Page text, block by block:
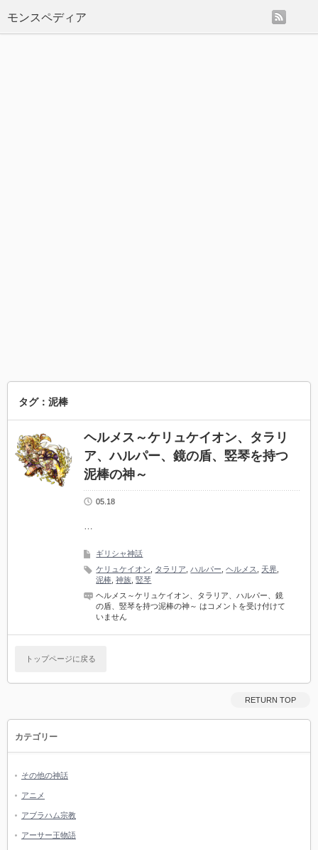
モンスペディア
タグ：泥棒
ヘルメス～ケリュケイオン、タラリ
ア、ハルパー、鏡の盾、竪琴を持つ
泥棒の神～
05.18
…
ギリシャ神話
ケリュケイオン
タラリア ,ハルパー ,ヘルメス 天界
泥棒 ,神族 ,竪琴
ヘルメス～ケリュケイオン、タラリア、ハルパー、鏡
の盾、竪琴を持つ泥棒の神～ は コメントを受け付けて
いません
トップページに戻る
RETURN TOP
カテゴリー
その他の神話
アニメ
アブラハム宗教
アーサー王物語